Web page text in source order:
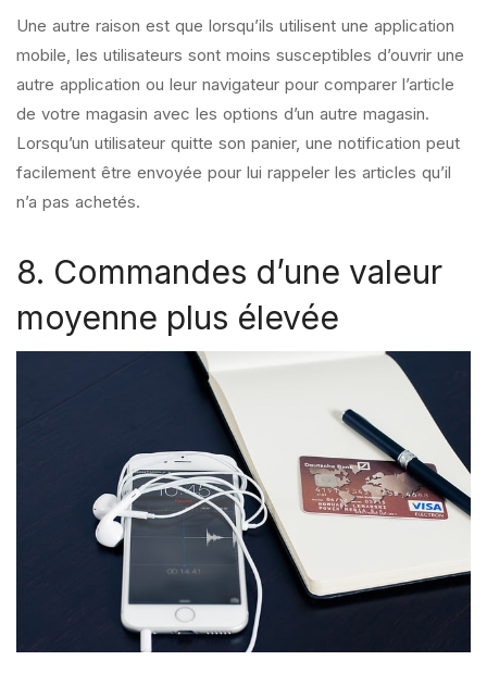
Une autre raison est que lorsqu’ils utilisent une application
mobile, les utilisateurs sont moins susceptibles d’ouvrir une
autre application ou leur navigateur pour comparer l’article
de votre magasin avec les options d’un autre magasin.
Lorsqu’un utilisateur quitte son panier, une notification peut
facilement être envoyée pour lui rappeler les articles qu’il
n’a pas achetés.
8. Commandes d’une valeur
moyenne plus élevée